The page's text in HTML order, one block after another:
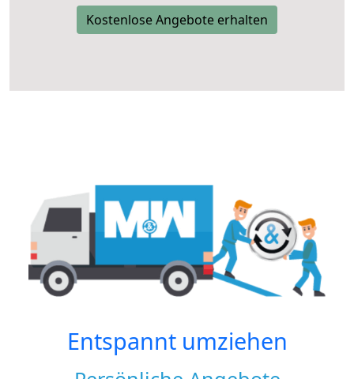
Kostenlose Angebote erhalten
Entspannt umziehen